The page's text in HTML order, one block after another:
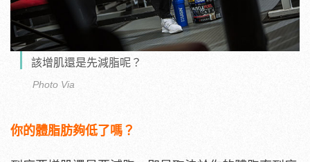
該增肌還是先減脂呢？
Photo Via
你的體脂肪夠低了嗎？